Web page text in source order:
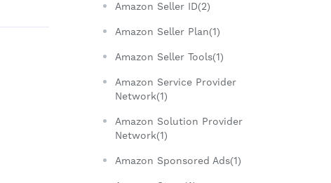
Amazon Seller ID(2)
Amazon Seller Plan(1)
Amazon Seller Tools(1)
Amazon Service Provider
Network(1)
Amazon Solution Provider
Network(1)
Amazon Sponsored Ads(1)